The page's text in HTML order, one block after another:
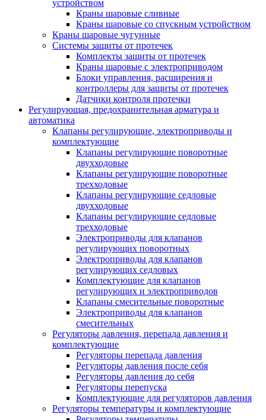
устройством
Краны шаровые сливные
Краны шаровые со спускным устройством
Краны шаровые чугунные
Системы защиты от протечек
Комплекты защиты от протечек
Краны шаровые с электроприводом
Блоки управления, расширения и
контроллеры для защиты от протечек
Датчики контроля протечки
Регулирующая, предохранительная арматура и
автоматика
Клапаны регулирующие, электроприводы и
комплектующие
Клапаны регулирующие поворотные
двухходовые
Клапаны регулирующие поворотные
трехходовые
Клапаны регулирующие седловые
двухходовые
Клапаны регулирующие седловые
трехходовые
Электроприводы для клапанов
регулирующих поворотных
Электроприводы для клапанов
регулирующих седловых
Комплектующие для клапанов
регулирующих и электроприводов
Клапаны смесительные поворотные
Электроприводы для клапанов
смесительных
Регуляторы давления, перепада давления и
комплектующие
Регуляторы перепада давления
Регуляторы давления после себя
Регуляторы давления до себя
Регуляторы перепуска
Комплектующие для регуляторов давления
Регуляторы температуры и комплектующие